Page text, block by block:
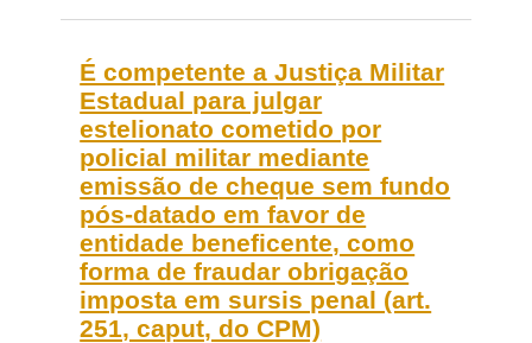
É competente a Justiça Militar
Estadual para julgar
estelionato cometido por
policial militar mediante
emissão de cheque sem fundo
pós-datado em favor de
entidade beneficente, como
forma de fraudar obrigação
imposta em sursis penal (art.
251, caput, do CPM)